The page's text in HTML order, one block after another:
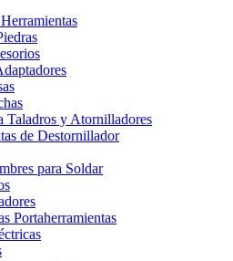
Taladros y Atornilladores
de Destornillador
para Soldar
Portaherramientas